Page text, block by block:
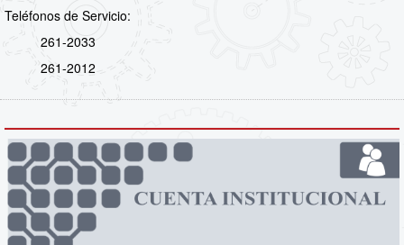
Teléfonos de Servicio:
261-2033
261-2012